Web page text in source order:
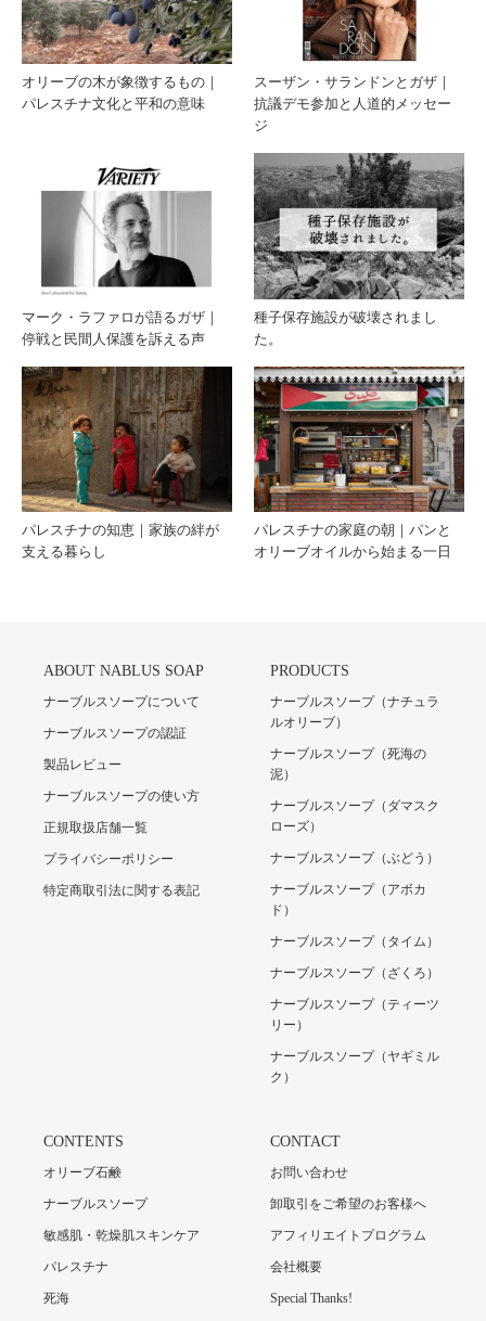
オリーブの木が象徴するもの｜
パレスチナ文化と平和の意味
スーザン・サランドンとガザ｜
抗議デモ参加と人道的メッセー
ジ
マーク・ラファロが語るガザ｜
停戦と民間人保護を訴える声
種子保存施設が破壊されまし
た。
パレスチナの知恵｜家族の絆が
支える暮らし
パレスチナの家庭の朝｜パンと
オリーブオイルから始まる一日
ABOUT NABLUS SOAP
ナーブルスソープについて
ナーブルスソープの認証
製品レビュー
ナーブルスソープの使い方
正規取扱店舗一覧
プライバシーポリシー
特定商取引法に関する表記
PRODUCTS
ナーブルスソープ（ナチュラ
ルオリーブ）
ナーブルスソープ（死海の
泥）
ナーブルスソープ（ダマスク
ローズ）
ナーブルスソープ（ぶどう）
ナーブルスソープ（アボカ
ド）
ナーブルスソープ（タイム）
ナーブルスソープ（ざくろ）
ナーブルスソープ（ティーツ
リー）
ナーブルスソープ（ヤギミル
ク）
CONTENTS
オリーブ石鹸
ナーブルスソープ
敏感肌・乾燥肌スキンケア
パレスチナ
死海
CONTACT
お問い合わせ
卸取引をご希望のお客様へ
アフィリエイトプログラム
会社概要
Special Thanks!